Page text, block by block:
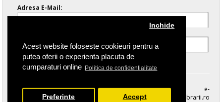
Acest website foloseste cookieuri pentru a
putea oferii o experienta placuta de
cumparaturi online Politica de confidentialitate
Inchide
Preferinte Accept
Adresa E-Mail:
Parola Uitata
e-
librarii.ro